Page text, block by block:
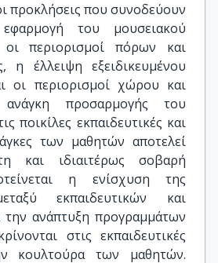
προκλήσεις που συνοδεύουν
του μουσειακού
περιορισμοί πόρων και
η έλλειψη εξειδικευμένου
οι περιορισμοί χώρου και
προσαρμογής του
ποικίλες εκπαιδευτικές και
των μαθητών αποτελεί
και ιδιαιτέρως σοβαρή
η ενίσχυση της
εκπαιδευτικών και
την ανάπτυξη προγραμμάτων
στις εκπαιδευτικές
κουλτούρα των μαθητών.